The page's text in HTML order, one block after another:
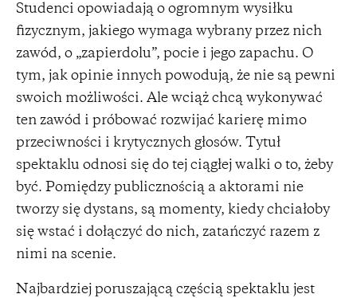
Studenci opowiadają o ogromnym wysiłku
fizycznym, jakiego wymaga wybrany przez nich
zawód, o „zapierdolu”, pocie i jego zapachu. O
tym, jak opinie innych powodują, że nie są pewni
swoich możliwości. Ale wciąż chcą wykonywać
ten zawód i próbować rozwijać karierę mimo
przeciwności i krytycznych głosów. Tytuł
spektaklu odnosi się do tej ciągłej walki o to, żeby
być. Pomiędzy publicznością a aktorami nie
tworzy się dystans, są momenty, kiedy chciałoby
się wstać i dołączyć do nich, zatańczyć razem z
nimi na scenie.
Najbardziej poruszającą częścią spektaklu jest